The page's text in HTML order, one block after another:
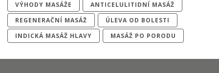
VÝHODY MASÁŽE
ANTICELULITIDNÍ MASÁŽ
REGENERAČNÍ MASÁŽ
ÚLEVA OD BOLESTI
INDICKÁ MASÁŽ HLAVY
MASÁŽ PO PORODU